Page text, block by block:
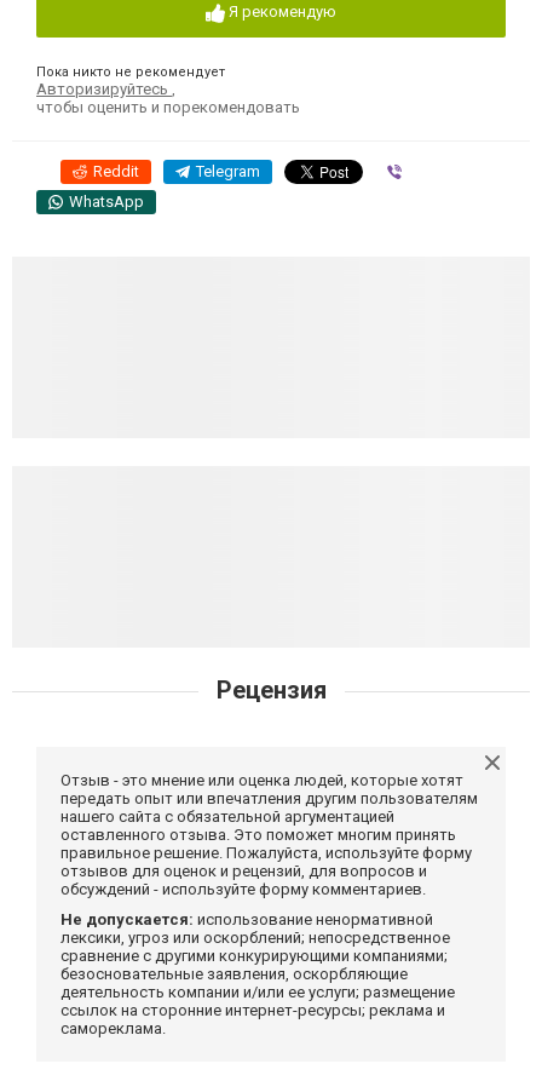
Я рекомендую
Пока никто не рекомендует
Авторизируйтесь
чтобы оценить и порекомендовать
Reddit Telegram
WhatsApp
Рецензия
Отзыв - это мнение или оценка людей, которые хотят
передать опыт или впечатления другим пользователям
нашего сайта с обязательной аргументацией
оставленного отзыва. Это поможет многим принять
правильное решение. Пожалуйста, используйте форму
отзывов для оценок и рецензий, для вопросов и
обсуждений - используйте форму комментариев.
Не допускается: использование ненормативной
лексики, угроз или оскорблений; непосредственное
сравнение с другими конкурирующими компаниями;
безосновательные заявления, оскорбляющие
деятельность компании и/или ее услуги; размещение
ссылок на сторонние интернет-ресурсы; реклама и
самореклама.